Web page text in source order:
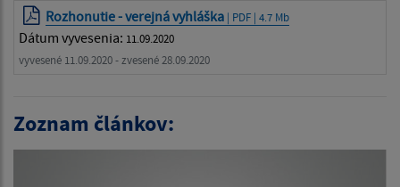
Rozhonutie - verejná vyhláška | PDF | 4.7 Mb
Dátum vyvesenia: 11.09.2020
vyvesené 11.09.2020 - zvesené 28.09.2020
Zoznam článkov: